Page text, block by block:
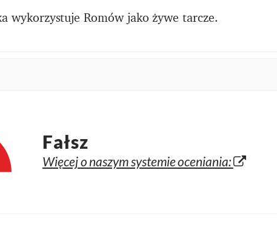
wykorzystuje Romów jako żywe tarcze.
Fałsz
Więcej o naszym systemie oceniania: